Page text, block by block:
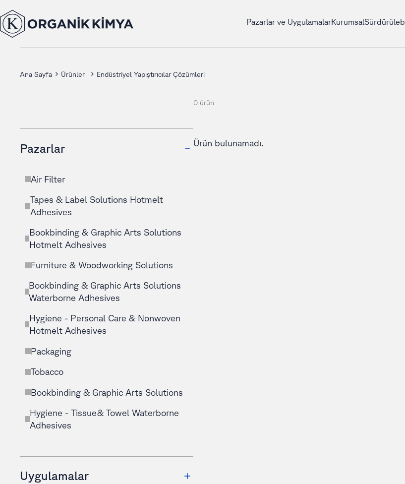
Pazarlar ve UygulamalarKurumsal
Ana Sayfa Ürünler Endüstriyel Yapıştırıcılar Çözümleri
Pazarlar
Air Filter
Tapes & Label Solutions Hotmelt
Adhesives
Bookbinding & Graphic Arts Solutions
Hotmelt Adhesives
Furniture & Woodworking Solutions
Bookbinding & Graphic Arts Solutions
Waterborne Adhesives
Hygiene - Personal Care & Nonwoven
Hotmelt Adhesives
Packaging
Tobacco
Bookbinding & Graphic Arts Solutions
Hygiene - Tissue& Towel Waterborne
Adhesives
Uygulamalar
0 ürün
Ürün bulunamadı.